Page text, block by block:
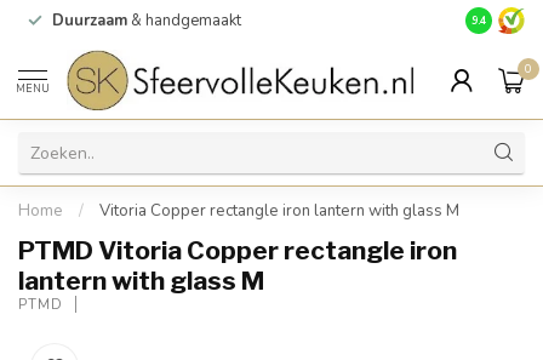
Duurzaam & handgemaakt Gratis
9.4
MENU
0
Home / Vitoria Copper rectangle iron lantern with glass M
PTMD Vitoria Copper rectangle iron
lantern with glass M
PTMD